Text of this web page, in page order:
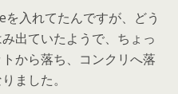
入れてたんですが、どう
出ていたようで、ちょっ
から落ち、コンクリへ落
ました。